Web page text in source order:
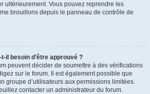
ultérieurement. Vous pouvez reprendre les
brouillons depuis le panneau de contrôle de
il besoin d’être approuvé ?
peuvent décider de soumettre à des vérifications
sur le forum. Il est également possible que
groupe d’utilisateurs aux permissions limitées.
contacter un administrateur du forum.